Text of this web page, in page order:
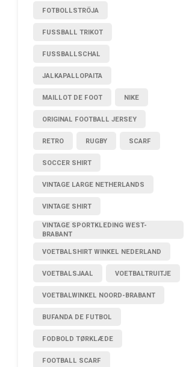
FOTBOLLSTRÖJA
FUSSBALL TRIKOT
FUSSBALLSCHAL
JALKAPALLOPAITA
MAILLOT DE FOOT NIKE
ORIGINAL FOOTBALL JERSEY
RETRO RUGBY SCARF
SOCCER SHIRT
VINTAGE LARGE NETHERLANDS
VINTAGE SHIRT
VINTAGE SPORTKLEDING WEST-
BRABANT
VOETBALSHIRT WINKEL NEDERLAND
VOETBALSJAAL VOETBALTRUITJE
VOETBALWINKEL NOORD-BRABANT
BUFANDA DE FUTBOL
FODBOLD TØRKLÆDE
FOOTBALL SCARF